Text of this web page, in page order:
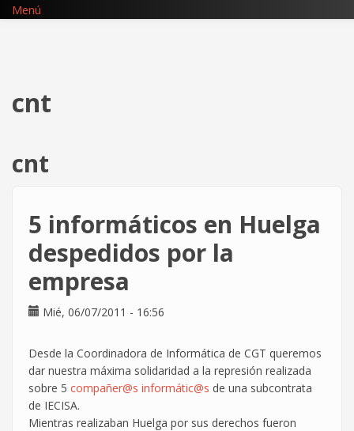
Pasar
Menú
cnt
cnt
5 informáticos en Huelga
despedidos por la
empresa
Mié, 06/07/2011 - 16:56
Desde la Coordinadora de Informática de CGT queremos
dar nuestra máxima solidaridad a la represión realizada
sobre 5 compañer@s informátic@s de una subcontrata
de IECISA.
Mientras realizaban Huelga por sus derechos fueron